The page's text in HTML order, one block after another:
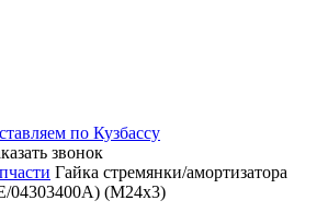
по Кузбассу
звонок
Гайка стремянки/амортизатора
04303400A) (М24х3)